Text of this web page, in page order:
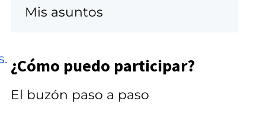
Mis asuntos
¿Cómo puedo participar?
El buzón paso a paso